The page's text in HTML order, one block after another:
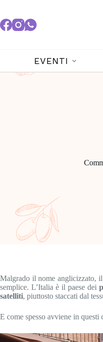
EVENTI
Malgrado il nome anglicizzato,
semplice. L’Italia è il paese dei
satelliti, piuttosto staccati dal
E come spesso avviene in